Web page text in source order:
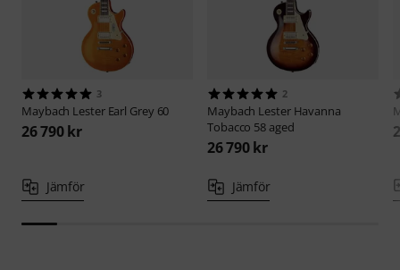
3
Maybach Lester Earl Grey 60
26 790 kr
Jämför
2
Maybach Lester Havanna
Tobacco 58 aged
26 790 kr
Jämför